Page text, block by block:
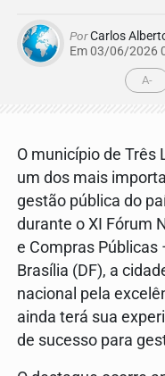
PorCarlos
Em 03/06/2026
A-
O município de Três
um dos mais
gestão pública do
durante o XI Fórum
e Compras Públicas
Brasília (DF), a
nacional pela
ainda terá sua
de sucesso para